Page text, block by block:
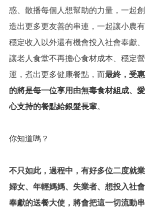
惑、散播每個人想幫助的力量，一起創
造出更多更友善的串連，一起讓小農有
穩定收入以外還有機會投入社會奉獻、
讓老人食堂不再擔心食材成本、穩定營
運，煮出更多健康餐點，而最終，受惠
的將是每一位享用由無毒食材組成、愛
心支持的餐點給銀髮長輩。
你知道嗎？
不只如此，過程中，有好多位二度就業
婦女、年輕媽媽、失業者、想投入社會
奉獻的送餐大使，將會把這一切流動串